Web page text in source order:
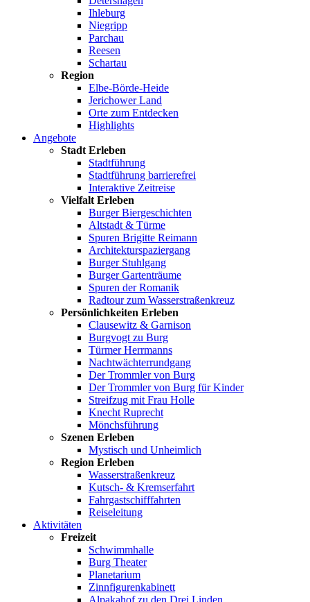
Ihleburg
Niegripp
Parchau
Reesen
Schartau
Region
Elbe-Börde-Heide
Jerichower Land
Orte zum Entdecken
Highlights
Angebote
Stadt Erleben
Stadtführung
Stadtführung barrierefrei
Interaktive Zeitreise
Vielfalt Erleben
Burger Biergeschichten
Altstadt & Türme
Spuren Brigitte Reimann
Architekturspaziergang
Burger Stuhlgang
Burger Gartenträume
Spuren der Romanik
Radtour zum Wasserstraßenkreuz
Persönlichkeiten Erleben
Clausewitz & Garnison
Burgvogt zu Burg
Türmer Herrmanns
Nachtwächterrundgang
Der Trommler von Burg
Der Trommler von Burg für Kinder
Streifzug mit Frau Holle
Knecht Ruprecht
Mönchsführung
Szenen Erleben
Mystisch und Unheimlich
Region Erleben
Wasserstraßenkreuz
Kutsch- & Kremserfahrt
Fahrgastschifffahrten
Reiseleitung
Aktivitäten
Freizeit
Schwimmhalle
Burg Theater
Planetarium
Zinnfigurenkabinett
Alpakahof zu den Drei Linden